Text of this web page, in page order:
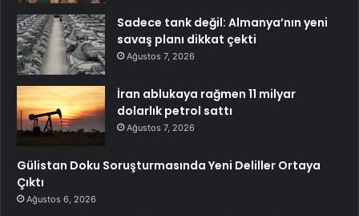
Sadece tank değil: Almanya’nın yeni
savaş planı dikkat çekti
Ağustos 7, 2026
İran ablukaya rağmen 11 milyar
dolarlık petrol sattı
Ağustos 7, 2026
Gülistan Doku Soruşturmasında Yeni Deliller Ortaya
Çıktı
Ağustos 6, 2026